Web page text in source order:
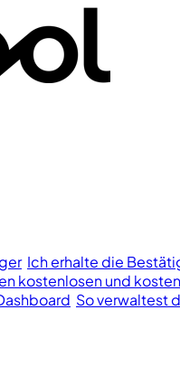
Ich erhalte die
kostenlosen und
So verwaltest